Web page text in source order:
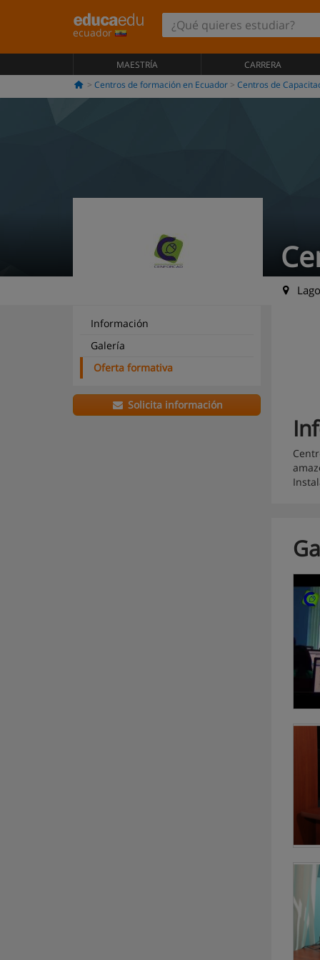
ecuador
MAESTRÍA
CARRERA
Centros de formación en Ecuador
Centros de
Información
Galería
Oferta formativa
Solicita información